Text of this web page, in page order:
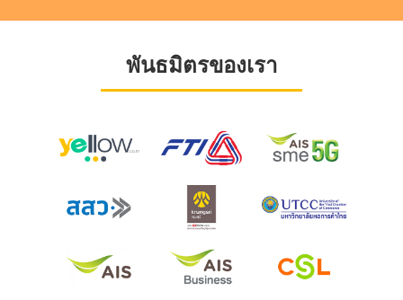
พันธมิตรของเรา